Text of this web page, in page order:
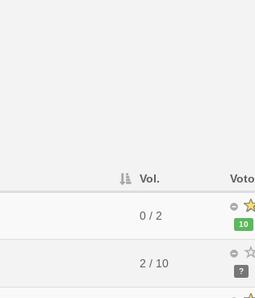
Vol. Voto
0 / 2
10
2 / 10
?